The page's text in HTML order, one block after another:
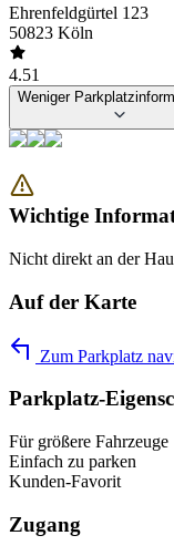
Ehrenfeldgürtel 123
50823 Köln
4.51
Weniger
Wichtige
Nicht direkt an der
Auf der Karte
Zum Parkplatz
Parkplatz-
Für größere Fahrzeuge
Einfach zu parken
Kunden-Favorit
Zugang